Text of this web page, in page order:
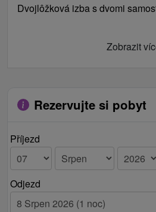
Dvojlôžková izba s dvomi
Zobrazit
Rezervujte si pobyt
Příjezd
Odjezd